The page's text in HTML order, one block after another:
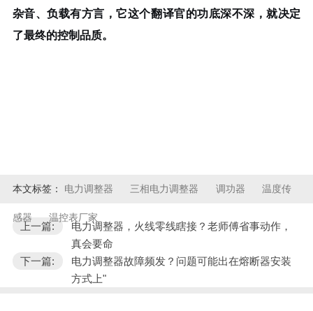
杂音、负载有方言，它这个翻译官的功底深不深，就决定
了最终的控制品质。
本文标签： 电力调整器 三相电力调整器 调功器 温度传
感器 温控表厂家
上一篇:
电力调整器，火线零线瞎接？老师傅省事动作，
真会要命
下一篇:
电力调整器故障频发？问题可能出在熔断器安装
方式上"